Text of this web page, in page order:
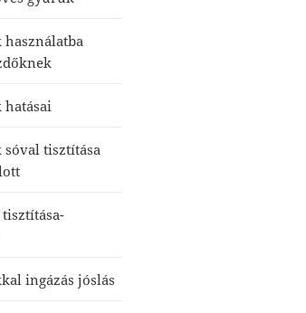
használatba
hatásai
sóval tisztítása
ingázás jóslás